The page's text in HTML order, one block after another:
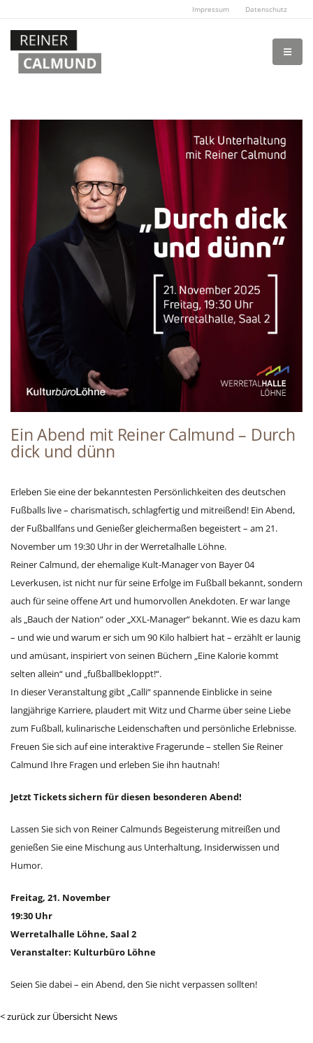
Impressum Datenschutz
Ein Abend mit Reiner Calmund – Durch
dick und dünn
Erleben Sie eine der bekanntesten Persönlichkeiten des deutschen
Fußballs live – charismatisch, schlagfertig und mitreißend! Ein Abend,
der Fußballfans und Genießer gleichermaßen begeistert – am 21.
November um 19:30 Uhr in der Werretalhalle Löhne.
Reiner Calmund, der ehemalige Kult-Manager von Bayer 04
Leverkusen, ist nicht nur für seine Erfolge im Fußball bekannt, sondern
auch für seine offene Art und humorvollen Anekdoten. Er war lange
als „Bauch der Nation“ oder „XXL-Manager“ bekannt. Wie es dazu kam
– und wie und warum er sich um 90 Kilo halbiert hat – erzählt er launig
und amüsant, inspiriert von seinen Büchern „Eine Kalorie kommt
selten allein“ und „fußballbekloppt!“.
In dieser Veranstaltung gibt „Calli“ spannende Einblicke in seine
langjährige Karriere, plaudert mit Witz und Charme über seine Liebe
zum Fußball, kulinarische Leidenschaften und persönliche Erlebnisse.
Freuen Sie sich auf eine interaktive Fragerunde – stellen Sie Reiner
Calmund Ihre Fragen und erleben Sie ihn hautnah!
Jetzt Tickets sichern für diesen besonderen Abend!
Lassen Sie sich von Reiner Calmunds Begeisterung mitreißen und
genießen Sie eine Mischung aus Unterhaltung, Insiderwissen und
Humor.
Freitag, 21. November
19:30 Uhr
Werretalhalle Löhne, Saal 2
Veranstalter: Kulturbüro Löhne
Seien Sie dabei – ein Abend, den Sie nicht verpassen sollten!
< zurück zur Übersicht News